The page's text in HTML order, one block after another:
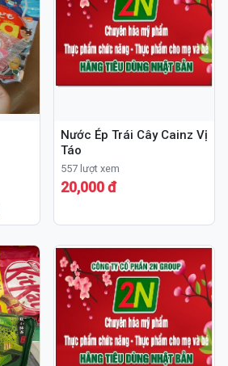
Nước Ép Trái Cây Cainz Vị
Táo
557 lượt xem
20,000 đ